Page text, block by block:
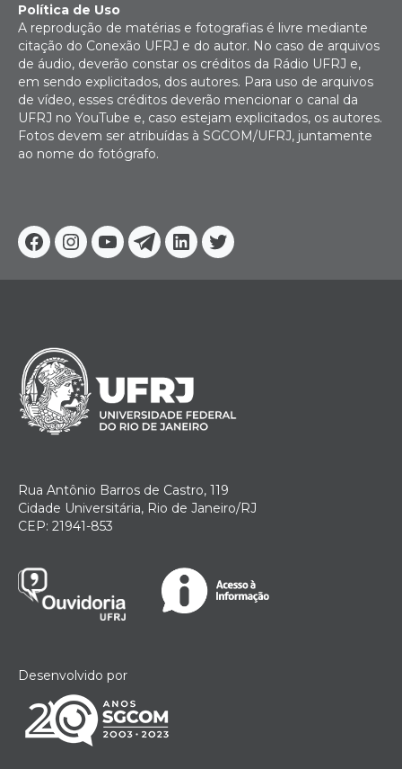
Facebook
Instagram
YoutubeTelegram
Linkedin
Twitter
Política de Uso
A reprodução de matérias e fotografias é livre mediante
citação do Conexão UFRJ e do autor. No caso de arquivos
de áudio, deverão constar os créditos da Rádio UFRJ e,
em sendo explicitados, dos autores. Para uso de arquivos
de vídeo, esses créditos deverão mencionar o canal da
UFRJ no YouTube e, caso estejam explicitados, os autores.
Fotos devem ser atribuídas à SGCOM/UFRJ, juntamente
ao nome do fotógrafo.
Rua Antônio Barros de Castro, 119
Cidade Universitária, Rio de Janeiro/RJ
CEP: 21941-853
Desenvolvido por